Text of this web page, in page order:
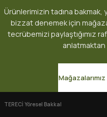
Not:Saat 14:00'a kadar verilen
Gönderi Ücretleri
Karşıyaka:
Bayraklı, Çiğli:
Ürün açıklamasında eksik
Ürün bilgilerinde hatalar
Ürün fiyatı diğer sitelerden
Özcan AKIN | 03/10/2023
Deneyimini Paylaş
Ürünlerimizin tadına
bizzat denemek için
tecrübemizi paylaştığımız
anlatmaktan
Mağazalarımız
TERECİ Yöresel Bakkal